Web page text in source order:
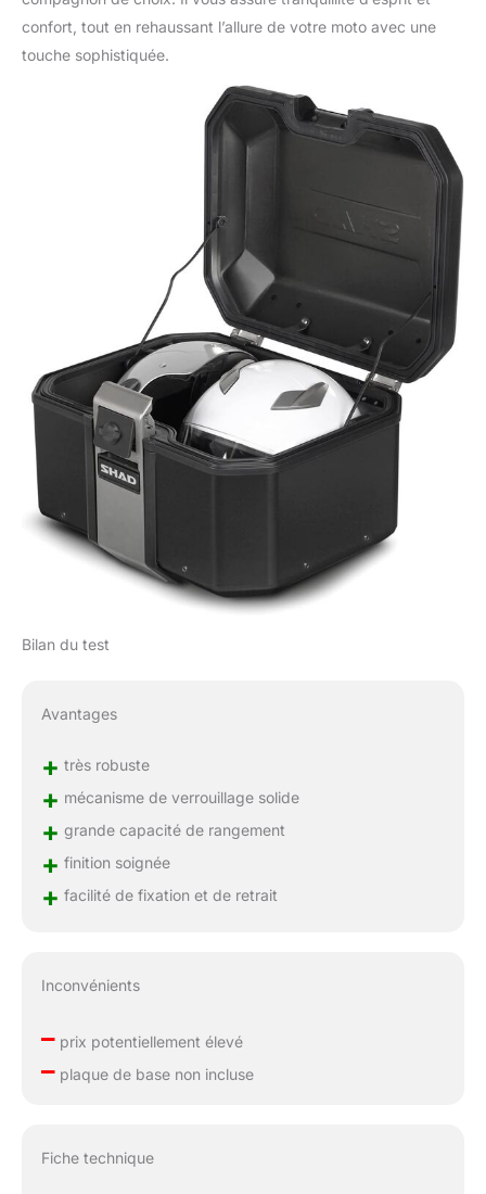
confort, tout en rehaussant l’allure de votre moto avec une
touche sophistiquée.
Bilan du test
Avantages
+ très robuste
+ mécanisme de verrouillage solide
+ grande capacité de rangement
+ finition soignée
+ facilité de fixation et de retrait
Inconvénients
–prix potentiellement élevé
–plaque de base non incluse
Fiche technique